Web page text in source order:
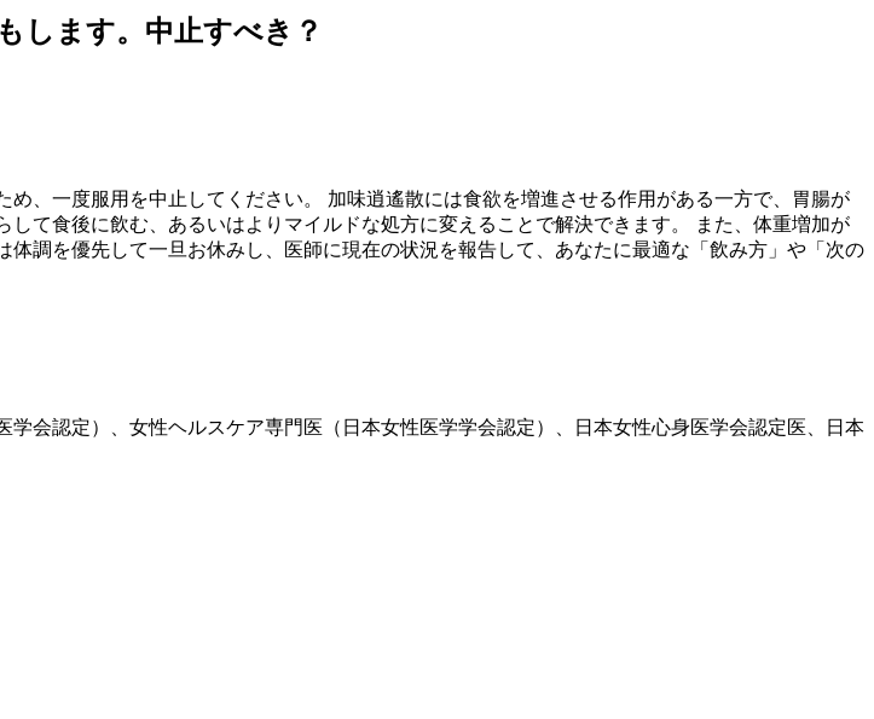
します。中止すべき？
、一度服用を中止してください。 加味逍遙散には食欲を増進させる作用がある一方で、胃腸が
て食後に飲む、あるいはよりマイルドな処方に変えることで解決できます。 また、体重増加が
調を優先して一旦お休みし、医師に現在の状況を報告して、あなたに最適な「飲み方」や「次の
会認定）、女性ヘルスケア専門医（日本女性医学学会認定）、日本女性心身医学会認定医、日本